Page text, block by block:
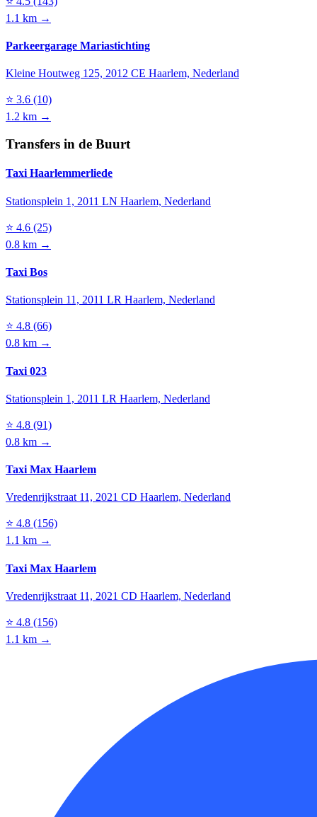
1.1 km →
Parkeergarage Mariastichting
Kleine Houtweg 125, 2012 CE Haarlem, Nederland
⭐ 3.6 (10)
1.2 km →
Transfers in de Buurt
Taxi Haarlemmerliede
Stationsplein 1, 2011 LN Haarlem, Nederland
⭐ 4.6 (25)
0.8 km →
Taxi Bos
Stationsplein 11, 2011 LR Haarlem, Nederland
⭐ 4.8 (66)
0.8 km →
Taxi 023
Stationsplein 1, 2011 LR Haarlem, Nederland
⭐ 4.8 (91)
0.8 km →
Taxi Max Haarlem
Vredenrijkstraat 11, 2021 CD Haarlem, Nederland
⭐ 4.8 (156)
1.1 km →
Taxi Max Haarlem
Vredenrijkstraat 11, 2021 CD Haarlem, Nederland
⭐ 4.8 (156)
1.1 km →